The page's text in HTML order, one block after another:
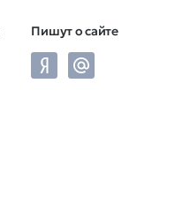
Пишут о сайте